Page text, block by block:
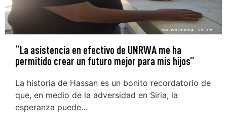
“La asistencia en efectivo de UNRWA me ha
permitido crear un futuro mejor para mis hijos”
La historia de Hassan es un bonito recordatorio de
que, en medio de la adversidad en Siria, la
esperanza puede...